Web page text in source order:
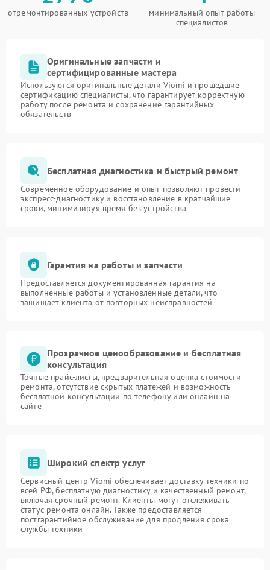
отремонтированных устройств
минимальный опыт работы
специалистов
Оригинальные запчасти и
сертифицированные мастера
Используются оригинальные детали Viomi и прошедшие
сертификацию специалисты, что гарантирует корректную
работу после ремонта и сохранение гарантийных
обязательств
Бесплатная диагностика и быстрый ремонт
Современное оборудование и опыт позволяют провести
экспресс-диагностику и восстановление в кратчайшие
сроки, минимизируя время без устройства
Гарантия на работы и запчасти
Предоставляется документированная гарантия на
выполненные работы и установленные детали, что
защищает клиента от повторных неисправностей
Прозрачное ценообразование и бесплатная
консультация
Точные прайс-листы, предварительная оценка стоимости
ремонта, отсутствие скрытых платежей и возможность
бесплатной консультации по телефону или онлайн на
сайте
Широкий спектр услуг
Сервисный центр Viomi обеспечивает доставку техники по
всей РФ, бесплатную диагностику и качественный ремонт,
включая срочный ремонт. Клиенты могут отслеживать
статус ремонта онлайн. Также предоставляется
постгарантийное обслуживание для продления срока
службы техники